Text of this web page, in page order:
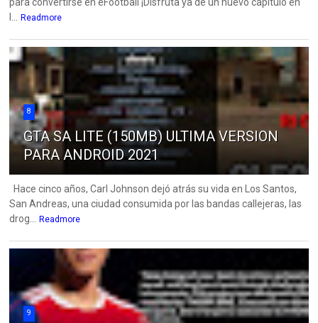
Readmore
8
GTA SA LITE (150MB) ULTIMA VERSION
PARA ANDROID 2021
Hace cinco años, Carl Johnson dejó atrás su vida en Los Santos,
San Andreas, una ciudad consumida por las bandas callejeras, las
drog...
Readmore
9